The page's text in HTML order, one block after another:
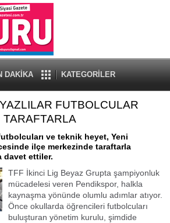
DAKİKA KATEGORİLER
FUTBOLCULAR
TARAFTARLA
ve teknik heyet, Yeni
ilçe merkezinde taraftarla
davet ettiler.
TFF İkinci Lig Beyaz Grupta şampiyonluk
mücadelesi veren Pendikspor, halkla
kaynaşma yönünde olumlu adımlar atıyor.
Önce okullarda öğrencileri futbolcuları
buluşturan yönetim kurulu, şimdide